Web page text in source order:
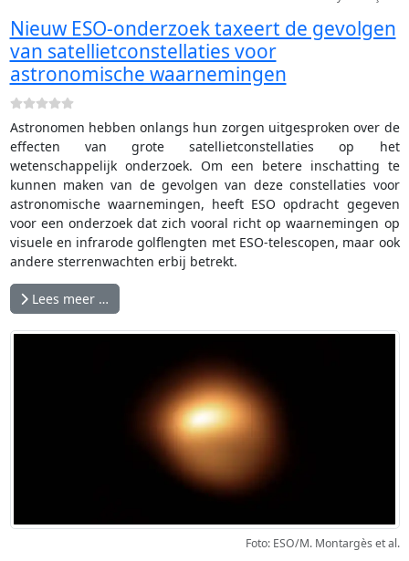
Nieuw ESO-onderzoek taxeert de gevolgen
van satellietconstellaties voor
astronomische waarnemingen
Astronomen hebben onlangs hun zorgen uitgesproken over de
effecten van grote satellietconstellaties op het
wetenschappelijk onderzoek. Om een betere inschatting te
kunnen maken van de gevolgen van deze constellaties voor
astronomische waarnemingen, heeft ESO opdracht gegeven
voor een onderzoek dat zich vooral richt op waarnemingen op
visuele en infrarode golflengten met ESO-telescopen, maar ook
andere sterrenwachten erbij betrekt.
Lees meer …
Foto: ESO/M. Montargès et al.